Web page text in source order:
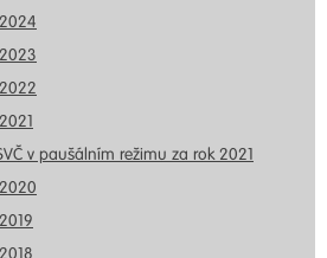
v paušálním režimu za rok 2021